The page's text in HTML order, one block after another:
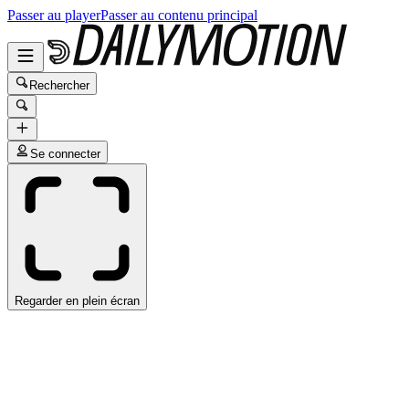
Passer au playerPasser au contenu principal
Rechercher
Se connecter
Regarder en plein écran